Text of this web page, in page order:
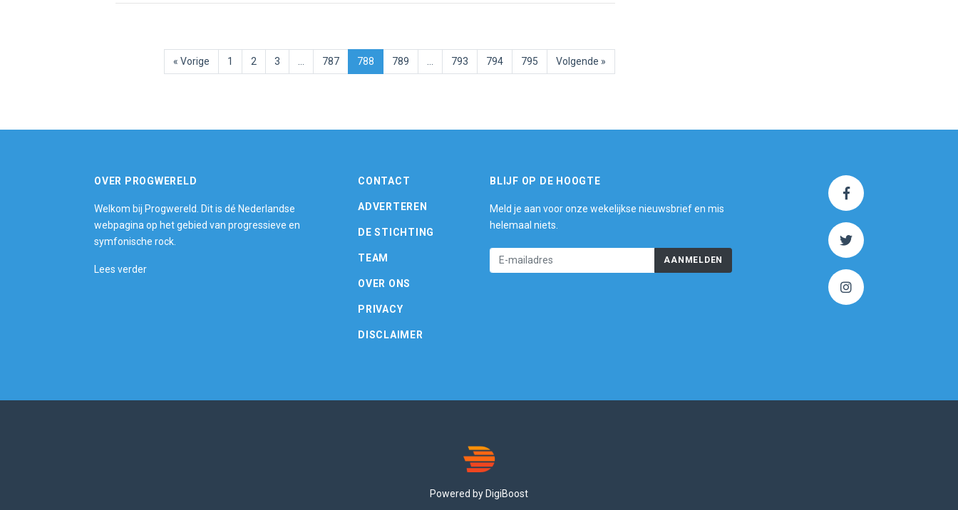
« Vorige 1 2 3 787 788 789 793 794 795 Volgende »
OVER PROGWERELD
Welkom bij Progwereld. Dit is dé Nederlandse
webpagina op het gebied van progressieve en
symfonische rock.
Lees verder
CONTACT
ADVERTEREN
DE STICHTING
TEAM
OVER ONS
PRIVACY
DISCLAIMER
BLIJF OP DE HOOGTE
Meld je aan voor onze wekelijkse nieuwsbrief en mis
helemaal niets.
AANMELDEN
Powered by DigiBoost